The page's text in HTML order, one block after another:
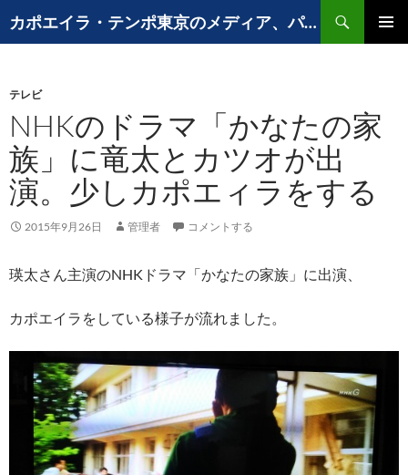
ン
ツ
へ
ス
キ
ッ
プ
カポエイラ・テンポ東京のメディア、パフォーマンスなど出演歴
索
テレビ
NHKのドラマ「かなたの家
族」に竜太とカツオが出
演。少しカポエィラをする
2015年9月26日 管理者 コメントする
瑛太さん主演のNHKドラマ「かなたの家族」に出演、
カポエイラをしている様子が流れました。